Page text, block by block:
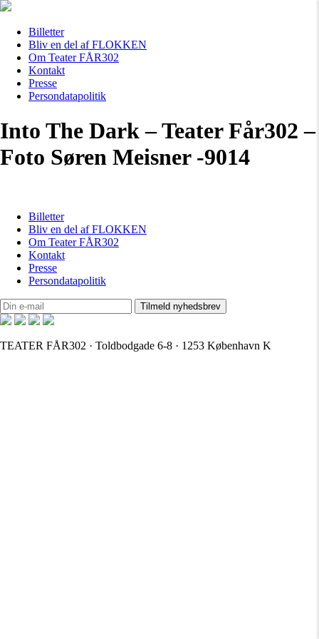
Billetter
Bliv en del af FLOKKEN
Om Teater FÅR302
Kontakt
Presse
Persondatapolitik
Into The Dark – Teater Får302 –
Foto Søren Meisner -9014
Billetter
Bliv en del af FLOKKEN
Om Teater FÅR302
Kontakt
Presse
Persondatapolitik
TEATER FÅR302 · Toldbodgade 6-8 · 1253 København K